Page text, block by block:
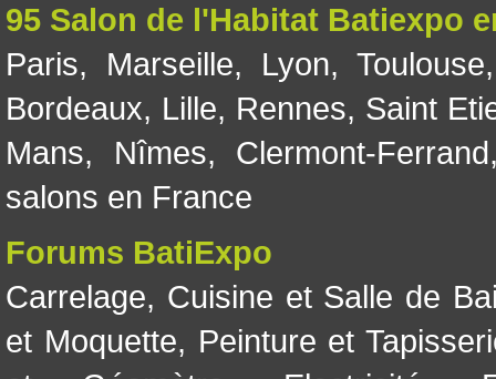
95 Salon de l'Habitat Batiexpo
Paris, Marseille, Lyon, Toulouse
Bordeaux, Lille, Rennes, Saint
Mans, Nîmes, Clermont-Ferrand
salons en France
Forums BatiExpo
Carrelage, Cuisine et Salle de
et Moquette, Peinture et